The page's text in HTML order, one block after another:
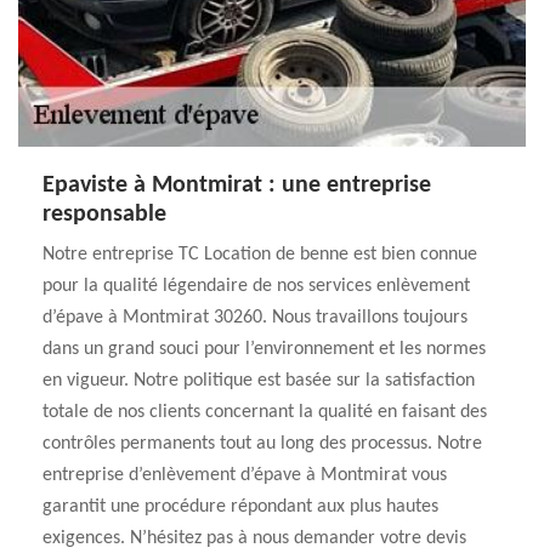
Epaviste à Montmirat : une entreprise
responsable
Notre entreprise TC Location de benne est bien connue
pour la qualité légendaire de nos services enlèvement
d’épave à Montmirat 30260. Nous travaillons toujours
dans un grand souci pour l’environnement et les normes
en vigueur. Notre politique est basée sur la satisfaction
totale de nos clients concernant la qualité en faisant des
contrôles permanents tout au long des processus. Notre
entreprise d’enlèvement d’épave à Montmirat vous
garantit une procédure répondant aux plus hautes
exigences. N’hésitez pas à nous demander votre devis